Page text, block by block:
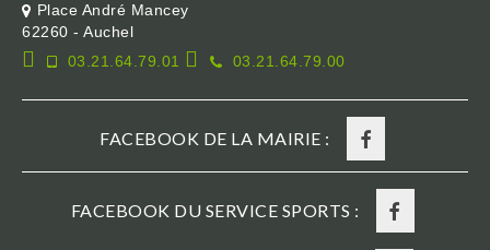
Place André Mancey
62260 - Auchel
03.21.64.79.01
03.21.64.79.00
FACEBOOK DE LA MAIRIE :
FACEBOOK DU SERVICE SPORTS :